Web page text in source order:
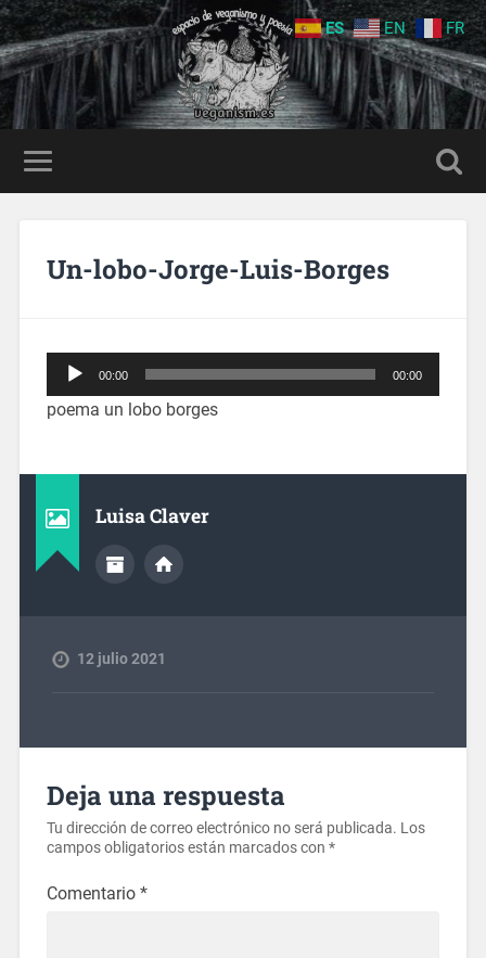
Un-lobo-Jorge-Luis-Borges
Reproductor
audio
00:00 00:00
poema un lobo borges
Luisa Claver
12 julio 2021
Deja una respuesta
Tu dirección de correo electrónico no será publicada. Los
campos obligatorios están marcados con *
Comentario *
ES EN FR